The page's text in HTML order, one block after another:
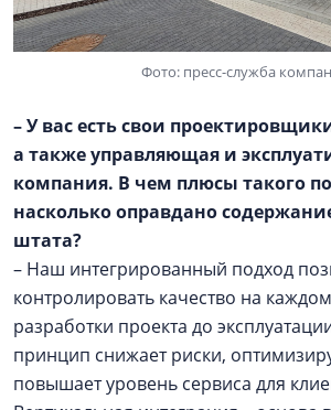
Фото: пресс-служба
– У вас есть свои
а также управляющая и
компания. В чем плюсы такого
насколько оправдано
штата?
– Наш интегрированный подход
контролировать качество на
разработки проекта до
принцип снижает риски,
повышает уровень сервиса для